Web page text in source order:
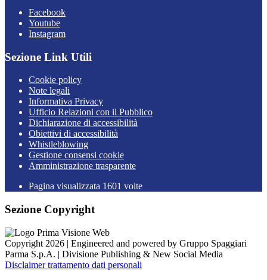
Facebook
Youtube
Instagram
Sezione Link Utili
Cookie policy
Note legali
Informativa Privacy
Ufficio Relazioni con il Pubblico
Dichiarazione di accessibilità
Obiettivi di accessibilità
Whistleblowing
Gestione consensi cookie
Amministrazione trasparente
Pagina visualizzata 1601 volte
Sezione Copyright
Copyright 2026 | Engineered and powered by Gruppo Spaggiari
Parma S.p.A. | Divisione Publishing & New Social Media
Disclaimer trattamento dati personali